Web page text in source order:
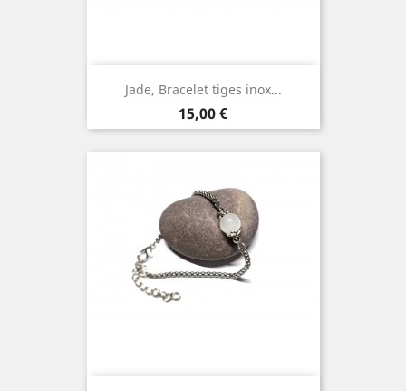
Jade, Bracelet tiges inox...
Prix
15,00 €